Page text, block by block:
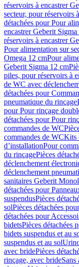
réservoirs à encastrer
secteur, pour réservoirs
détachées pour Pour
encastrer Geberit
réservoirs à encastrer
Pour alimentation sur
Omega 12 cmPour
Geberit Sigma 12 cm
piles, pour réservoirs à
de WC avec
détachées pour
pneumatique du rinçage
pour Pour rinçage
détachées pour Pour
commandes de WC
commandes de WCKits
d’installationPour
du rinçagePièces
déclenchement
déclenchement
sanitaires Geberit
détachées pour
suspendusPièces
solPièces détachées
détachées pour
bidetsPièces détachées
bidets suspendus et au
suspendus et au sol
avec bridePièces
rinçage, avec brideSans